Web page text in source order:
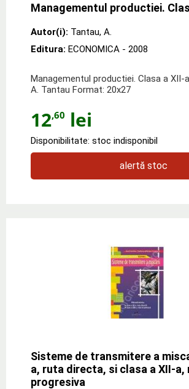
Managementul productiei.
Autor(i): Tantau, A.
Editura: ECONOMICA - 2008
Managementul productiei. Clasa a XII-
A. Tantau Format: 20x27
12,60 lei
Disponibilitate: stoc indisponibil
alertă stoc
Sisteme de transmitere a
a, ruta directa, si clasa a XII-a,
progresiva